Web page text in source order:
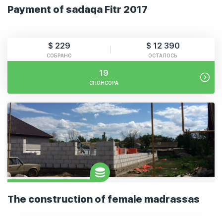
Payment of sadaqa Fitr 2017
$ 229
СОБРАНО
$ 12 390
ОСТАЛОСЬ
19
СПОНСОРА
The construction of female madrassas